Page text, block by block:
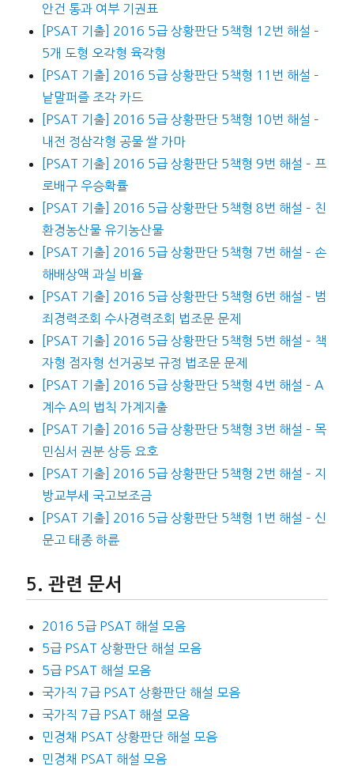
안건 통과 여부 기권표
[PSAT 기출] 2016 5급 상황판단 5책형 12번 해설 –
5개 도형 오각형 육각형
[PSAT 기출] 2016 5급 상황판단 5책형 11번 해설 –
낱말퍼즐 조각 카드
[PSAT 기출] 2016 5급 상황판단 5책형 10번 해설 –
내전 정삼각형 공물 쌀 가마
[PSAT 기출] 2016 5급 상황판단 5책형 9번 해설 – 프
로배구 우승확률
[PSAT 기출] 2016 5급 상황판단 5책형 8번 해설 – 친
환경농산물 유기농산물
[PSAT 기출] 2016 5급 상황판단 5책형 7번 해설 – 손
해배상액 과실 비율
[PSAT 기출] 2016 5급 상황판단 5책형 6번 해설 – 범
죄경력조회 수사경력조회 법조문 문제
[PSAT 기출] 2016 5급 상황판단 5책형 5번 해설 – 책
자형 점자형 선거공보 규정 법조문 문제
[PSAT 기출] 2016 5급 상황판단 5책형 4번 해설 – A
계수 A의 법칙 가계지출
[PSAT 기출] 2016 5급 상황판단 5책형 3번 해설 – 목
민심서 권분 상등 요호
[PSAT 기출] 2016 5급 상황판단 5책형 2번 해설 – 지
방교부세 국고보조금
[PSAT 기출] 2016 5급 상황판단 5책형 1번 해설 – 신
문고 태종 하륜
관련 문서
2016 5급 PSAT 해설 모음
5급 PSAT 상황판단 해설 모음
5급 PSAT 해설 모음
국가직 7급 PSAT 상황판단 해설 모음
국가직 7급 PSAT 해설 모음
민경채 PSAT 상황판단 해설 모음
민경채 PSAT 해설 모음